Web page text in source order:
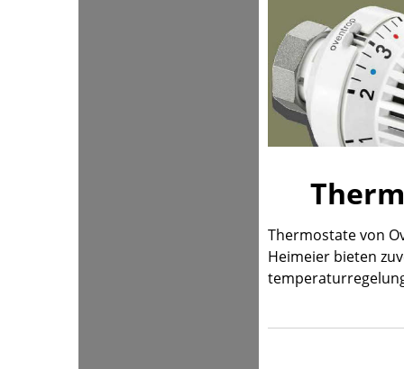
Thermostate von
Heimeier bieten